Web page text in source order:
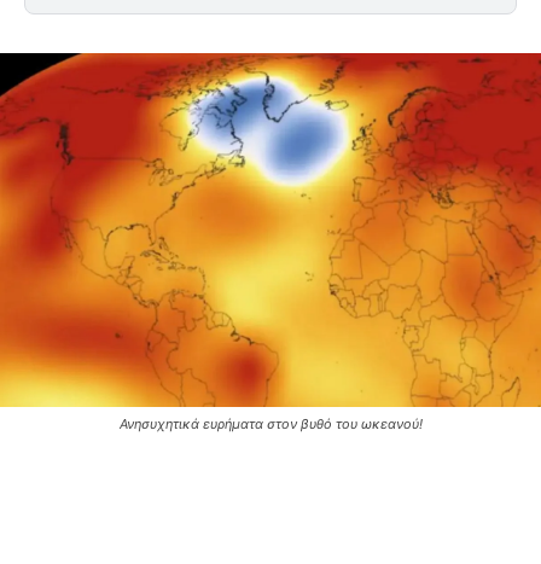
Ανησυχητικά ευρήματα στον βυθό του ωκεανού!